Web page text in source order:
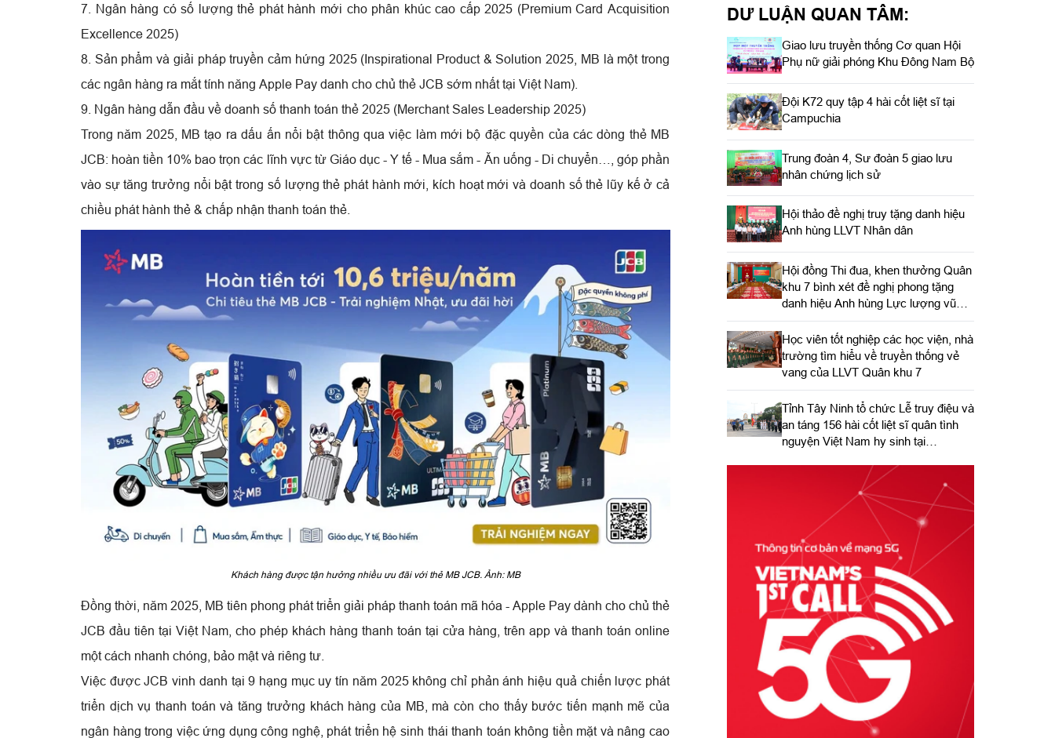
7. Ngân hàng có số lượng thẻ phát hành mới cho phân khúc cao cấp 2025 (Premium Card Acquisition
Excellence 2025)
8. Sản phẩm và giải pháp truyền cảm hứng 2025 (Inspirational Product & Solution 2025, MB là một trong
các ngân hàng ra mắt tính năng Apple Pay danh cho chủ thẻ JCB sớm nhất tại Việt Nam).
9. Ngân hàng dẫn đầu về doanh số thanh toán thẻ 2025 (Merchant Sales Leadership 2025)
Trong năm 2025, MB tạo ra dấu ấn nổi bật thông qua việc làm mới bộ đặc quyền của các dòng thẻ MB
JCB: hoàn tiền 10% bao trọn các lĩnh vực từ Giáo dục - Y tế - Mua sắm - Ăn uống - Di chuyển…, góp phần
vào sự tăng trưởng nổi bật trong số lượng thẻ phát hành mới, kích hoạt mới và doanh số thẻ lũy kế ở cả
chiều phát hành thẻ & chấp nhận thanh toán thẻ.
Khách hàng được tận hưởng nhiều ưu đãi với thẻ MB JCB. Ảnh: MB
Đồng thời, năm 2025, MB tiên phong phát triển giải pháp thanh toán mã hóa - Apple Pay dành cho chủ thẻ
JCB đầu tiên tại Việt Nam, cho phép khách hàng thanh toán tại cửa hàng, trên app và thanh toán online
một cách nhanh chóng, bảo mật và riêng tư.
Việc được JCB vinh danh tại 9 hạng mục uy tín năm 2025 không chỉ phản ánh hiệu quả chiến lược phát
triển dịch vụ thanh toán và tăng trưởng khách hàng của MB, mà còn cho thấy bước tiến mạnh mẽ của
ngân hàng trong việc ứng dụng công nghệ, phát triển hệ sinh thái thanh toán không tiền mặt và nâng cao
DƯ LUẬN QUAN TÂM:
Giao lưu truyền thống Cơ quan Hội
Phụ nữ giải phóng Khu Đông Nam Bộ
Đội K72 quy tập 4 hài cốt liệt sĩ tại
Campuchia
Trung đoàn 4, Sư đoàn 5 giao lưu
nhân chứng lịch sử
Hội thảo đề nghị truy tặng danh hiệu
Anh hùng LLVT Nhân dân
Hội đồng Thi đua, khen thưởng Quân
khu 7 bình xét đề nghị phong tặng
danh hiệu Anh hùng Lực lượng vũ
trang nhân dân
Học viên tốt nghiệp các học viện, nhà
trường tìm hiểu về truyền thống vẻ
vang của LLVT Quân khu 7
​Tỉnh Tây Ninh tổ chức Lễ truy điệu và
an táng 156 hài cốt liệt sĩ quân tình
nguyện Việt Nam hy sinh tại